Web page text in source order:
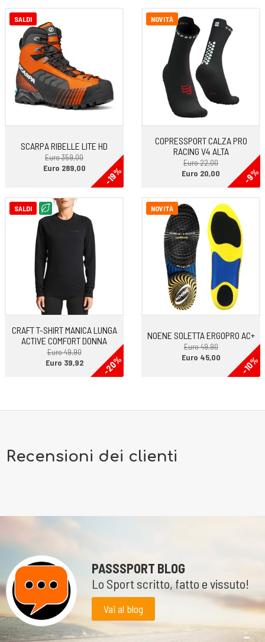
Giroscopio
Termometro
Resistenza all'acqua 10 ATM
Temperatura di utilizzo da -20°C a 50°C
Temperatura di stoccaggio da -30°C a 60°C
Tempo di ricarica Meno di 2 ore
Navigazione: Mappe stradali e topografiche con nome delle strade
Navigazione Touchscreen e Digital Dial-enabled Breadcrumb
Checkpoint
Back to Start
Registrazione Note vocali
Informazioni altitudine
Distanza dal punto di arrivo
Coordinate GPS/MGRS
Allerta temporali
Allenamenti Corsa, Indoor Run, Trail Runnig, Corsa in pista, Hiking,
Arrampicata in montagna, Bici, Indoor bike,
Nuoto in Piscina, Nuoto in acque libere, Triathlon, Gym Cardio, GPS
Cardio, Sci, Snowboard, Sci di fondo, Multisport, Pesi, Allenamento,
Speedsurf, Windsurf, Rafting, Canottaggio, Canottaggio indoor
SALDI
SCARPA RIBELLE LITE HD
Euro 359,00
-19%
Euro 289,00
NOVITÀ
COPRESSPORT CALZA PRO
RACING V4 ALTA
Euro 22,00
-9%
Euro 20,00
SALDI
CRAFT T-SHIRT MANICA LUNGA
ACTIVE COMFORT DONNA
Euro 49,90
-20%
Euro 39,92
NOVITÀ
NOENE SOLETTA ERGOPRO AC+
Euro 49,90
-10%
Euro 45,00
Recensioni dei clienti
PASSSPORT BLOG
Lo Sport scritto, fatto e vissuto!
Vai al blog